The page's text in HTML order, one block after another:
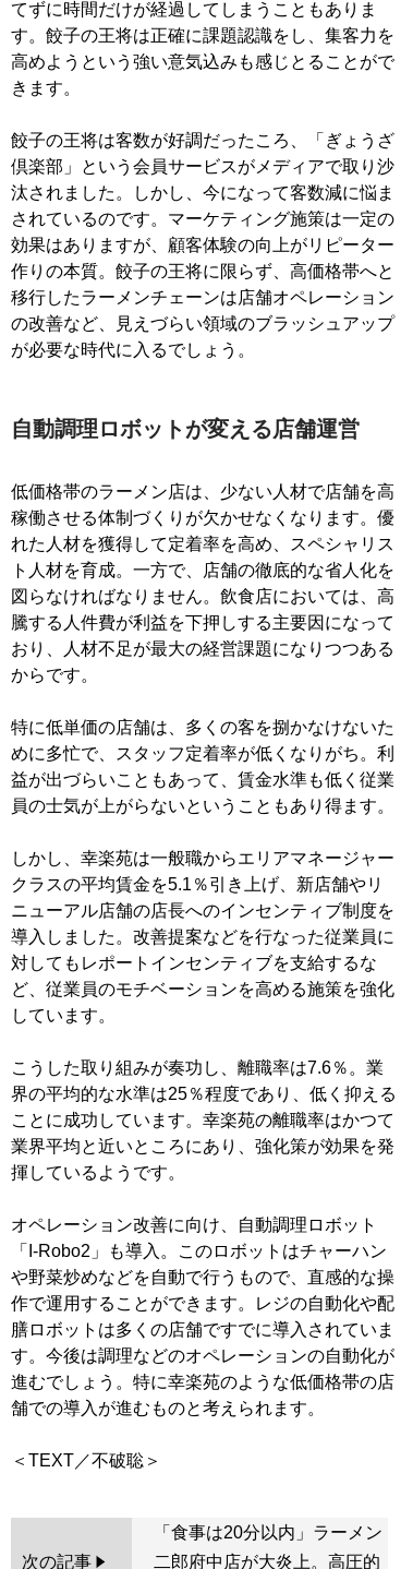
てずに時間だけが経過してしまうこともありま
す。餃子の王将は正確に課題認識をし、集客力を
高めようという強い意気込みも感じとることがで
きます。
餃子の王将は客数が好調だったころ、「ぎょうざ
倶楽部」という会員サービスがメディアで取り沙
汰されました。しかし、今になって客数減に悩ま
されているのです。マーケティング施策は一定の
効果はありますが、顧客体験の向上がリピーター
作りの本質。餃子の王将に限らず、高価格帯へと
移行したラーメンチェーンは店舗オペレーション
の改善など、見えづらい領域のブラッシュアップ
が必要な時代に入るでしょう。
自動調理ロボットが変える店舗運営
低価格帯のラーメン店は、少ない人材で店舗を高
稼働させる体制づくりが欠かせなくなります。優
れた人材を獲得して定着率を高め、スペシャリス
ト人材を育成。一方で、店舗の徹底的な省人化を
図らなければなりません。飲食店においては、高
騰する人件費が利益を下押しする主要因になって
おり、人材不足が最大の経営課題になりつつある
からです。
特に低単価の店舗は、多くの客を捌かなけないた
めに多忙で、スタッフ定着率が低くなりがち。利
益が出づらいこともあって、賃金水準も低く従業
員の士気が上がらないということもあり得ます。
しかし、幸楽苑は一般職からエリアマネージャー
クラスの平均賃金を5.1％引き上げ、新店舗やリ
ニューアル店舗の店長へのインセンティブ制度を
導入しました。改善提案などを行なった従業員に
対してもレポートインセンティブを支給するな
ど、従業員のモチベーションを高める施策を強化
しています。
こうした取り組みが奏功し、離職率は7.6％。業
界の平均的な水準は25％程度であり、低く抑える
ことに成功しています。幸楽苑の離職率はかつて
業界平均と近いところにあり、強化策が効果を発
揮しているようです。
オペレーション改善に向け、自動調理ロボット
「I-Robo2」も導入。このロボットはチャーハン
や野菜炒めなどを自動で行うもので、直感的な操
作で運用することができます。レジの自動化や配
膳ロボットは多くの店舗ですでに導入されていま
す。今後は調理などのオペレーションの自動化が
進むでしょう。特に幸楽苑のような低価格帯の店
舗での導入が進むものと考えられます。
次の記事
「食事は20分以内」ラーメン
二郎府中店が大炎上。高圧的